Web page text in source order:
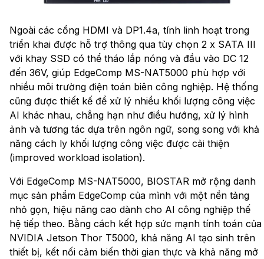
Ngoài các cổng HDMI và DP1.4a, tính linh hoạt trong
triển khai được hỗ trợ thông qua tùy chọn 2 x SATA III
với khay SSD có thể tháo lắp nóng và đầu vào DC 12
đến 36V, giúp EdgeComp MS-NAT5000 phù hợp với
nhiều môi trường điện toán biên công nghiệp. Hệ thống
cũng được thiết kế để xử lý nhiều khối lượng công việc
AI khác nhau, chẳng hạn như điều hướng, xử lý hình
ảnh và tương tác dựa trên ngôn ngữ, song song với khả
năng cách ly khối lượng công việc được cải thiện
(improved workload isolation).
Với EdgeComp MS-NAT5000, BIOSTAR mở rộng danh
mục sản phẩm EdgeComp của mình với một nền tảng
nhỏ gọn, hiệu năng cao dành cho AI công nghiệp thế
hệ tiếp theo. Bằng cách kết hợp sức mạnh tính toán của
NVIDIA Jetson Thor T5000, khả năng AI tạo sinh trên
thiết bị, kết nối cảm biến thời gian thực và khả năng mở